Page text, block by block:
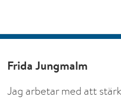
Frida Jungmalm
Jag arbetar med att